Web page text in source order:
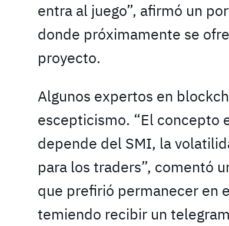
entra al juego”, afirmó un
donde próximamente se
proyecto.
Algunos expertos en
escepticismo. “El concepto
depende del SMI, la
para los traders”, comentó
que prefirió permanecer en
temiendo recibir un